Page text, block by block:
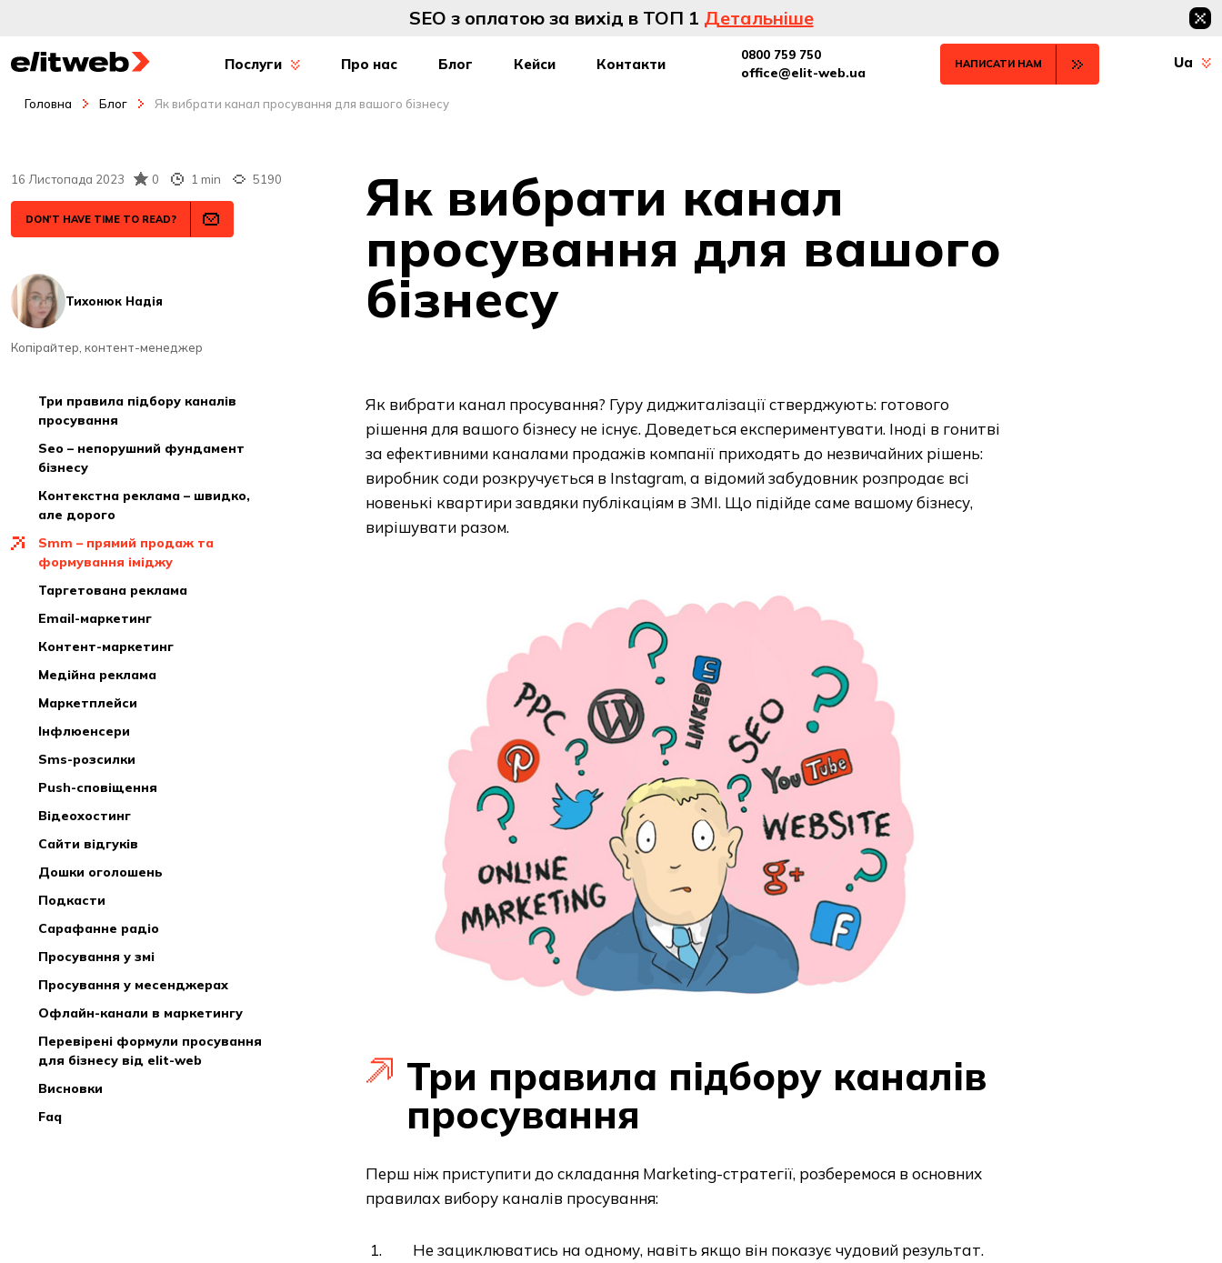
SEO з оплатою за вихід в ТОП 1 Детальніше
Послуги Про нас Блог Кейси Контакти
0800 759 750
office@elit-web.ua
НАПИСАТИ НАМ Ua
Головна Блог Як вибрати канал просування для вашого бізнесу
16 Листопада 2023 0 1 min 5190
DON'T HAVE TIME TO READ?
Тихонюк Надія
Копірайтер, контент-менеджер
Як вибрати канал
просування для вашого
бізнесу
три правила підбору каналів
просування
seo – непорушний фундамент
бізнесу
контекстна реклама – швидко,
але дорого
smm – прямий продаж та
формування іміджу
таргетована реклама
email-маркетинг
контент-маркетинг
медійна реклама
маркетплейси
інфлюенсери
sms-розсилки
push-сповіщення
відеохостинг
сайти відгуків
дошки оголошень
подкасти
сарафанне радіо
просування у змі
просування у месенджерах
офлайн-канали в маркетингу
перевірені формули просування
для бізнесу від elit-web
висновки
faq
Як вибрати канал просування? Гуру диджиталізації стверджують: готового
рішення для вашого бізнесу не існує. Доведеться експериментувати. Іноді в гонитві
за ефективними каналами продажів компанії приходять до незвичайних рішень:
виробник соди розкручується в Instagram, а відомий забудовник розпродає всі
новенькі квартири завдяки публікаціям в ЗМІ. Що підійде саме вашому бізнесу,
вирішувати разом.
Три правила підбору каналів
просування
Перш ніж приступити до складання Marketing-стратегії, розберемося в основних
правилах вибору каналів просування:
Не зациклюватись на одному, навіть якщо він показує чудовий результат.